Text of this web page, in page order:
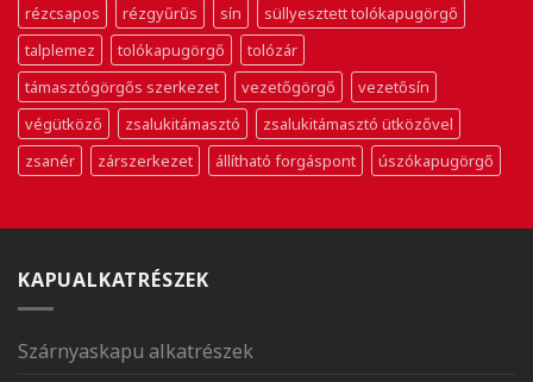
rézcsapos
rézgyűrűs sín
süllyesztett tolókapugörgő
talplemez
tolókapugörgő
tolózár
támasztógörgős szerkezet
vezetőgörgő
vezetősín
végütköző
zsalukitámasztó
zsalukitámasztó ütközővel
zsanér
zárszerkezet állítható forgáspont úszókapugörgő
KAPUALKATRÉSZEK
Szárnyaskapu alkatrészek